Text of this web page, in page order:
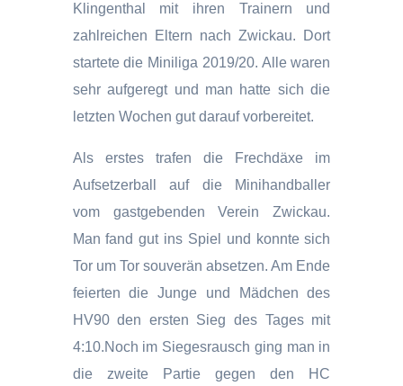
Klingenthal mit ihren Trainern und
zahlreichen Eltern nach Zwickau. Dort
startete die Miniliga 2019/20. Alle waren
sehr aufgeregt und man hatte sich die
letzten Wochen gut darauf vorbereitet.
Als erstes trafen die Frechdäxe im
Aufsetzerball auf die Minihandballer
vom gastgebenden Verein Zwickau.
Man fand gut ins Spiel und konnte sich
Tor um Tor souverän absetzen. Am Ende
feierten die Junge und Mädchen des
HV90 den ersten Sieg des Tages mit
4:10.Noch im Siegesrausch ging man in
die zweite Partie gegen den HC